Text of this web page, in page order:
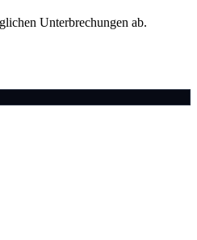
Unterbrechungen ab.